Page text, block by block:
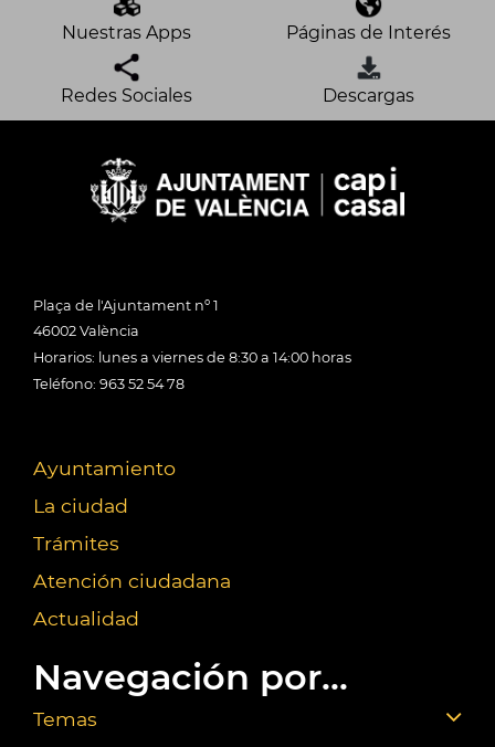
Nuestras Apps Páginas de Interés
Redes Sociales Descargas
Plaça de l'Ajuntament nº 1
46002 València
Horarios: lunes a viernes de 8:30 a 14:00 horas
Teléfono: 963 52 54 78
Ayuntamiento
La ciudad
Trámites
Atención ciudadana
Actualidad
Navegación por...
Temas